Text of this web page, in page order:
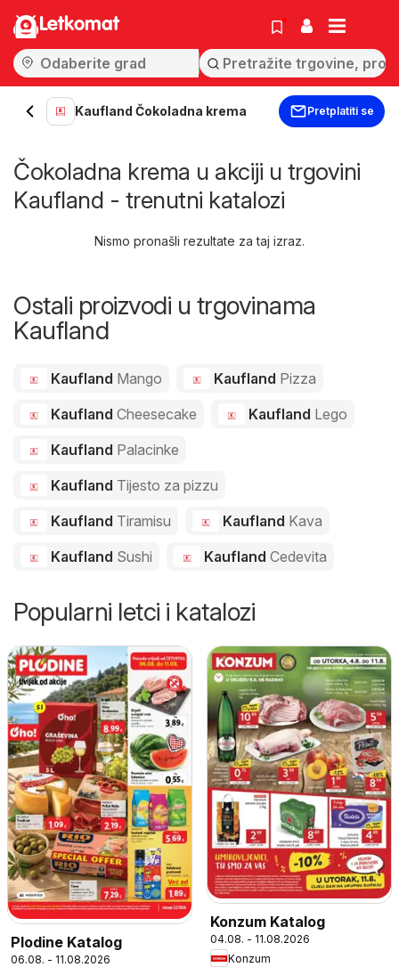
Letkomat
Kaufland Čokoladna krema Pretplatiti se
Čokoladna krema u akciji u trgovini
Kaufland - trenutni katalozi
Nismo pronašli rezultate za taj izraz.
Ostali proizvodi u trgovinama
Kaufland
Kaufland Mango Kaufland Pizza
Kaufland Cheesecake Kaufland Lego
Kaufland Palacinke
Kaufland Tijesto za pizzu
Kaufland Tiramisu Kaufland Kava
Kaufland Sushi Kaufland Cedevita
Popularni letci i katalozi
Plodine Katalog
06.08. - 11.08.2026
Konzum Katalog
04.08. - 11.08.2026
Konzum